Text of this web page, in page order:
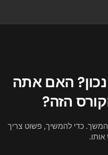
נכון? האם אתה
הזה?
כדי להמשיך, פשוט צריך